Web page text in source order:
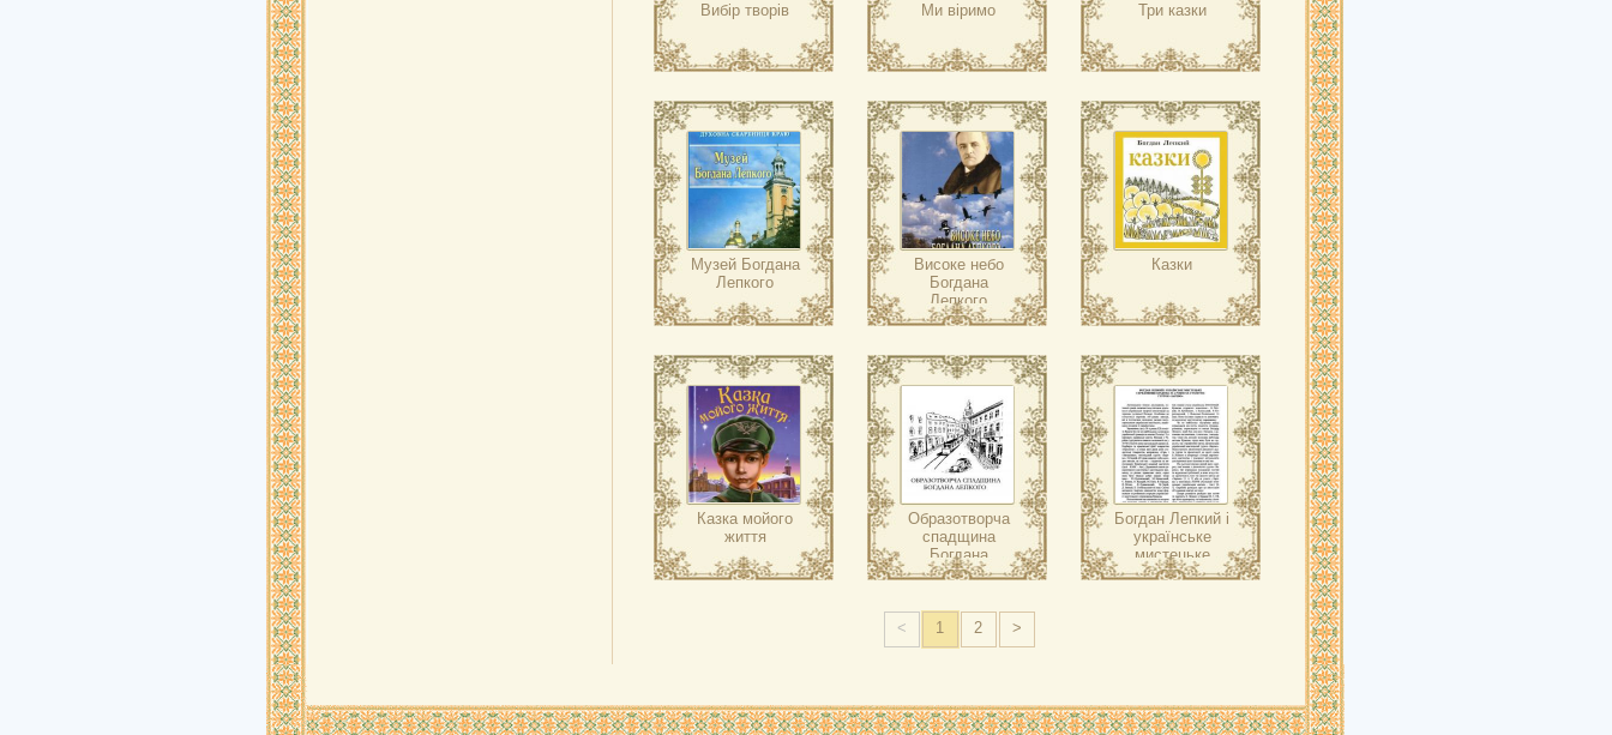
Вибір творів Ми віримо Три казки
Музей Богдана
Лепкого
Високе небо
Богдана
Лепкого
Казки
Казка мойого
життя
Образотворча
спадщина
Богдана
Лепкого
Богдан Лепкий і
українське
мистецьке
середовище
< 1 2 >